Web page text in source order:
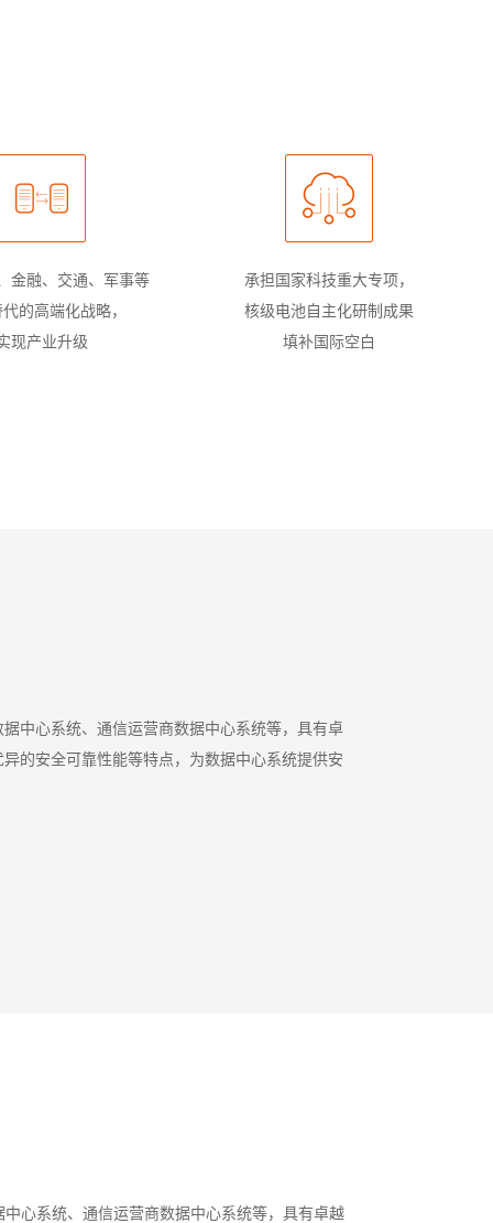
金融、交通、军事等
的高端化战略，
现产业升级
承担国家科技重大专项，
核级电池自主化研制成果
填补国际空白
中心系统、通信运营商数据中心系统等，具有卓
的安全可靠性能等特点，为数据中心系统提供安
心系统、通信运营商数据中心系统等，具有卓越